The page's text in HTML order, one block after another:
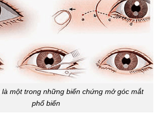
là một trong những biến chứng mở góc mắt
phổ biến